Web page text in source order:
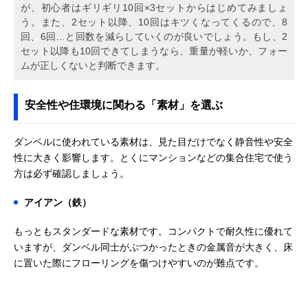
が、初心者はギリギリ10回×3セットからはじめてみましょ
う。また、2セット以降、10回はキツくなってくるので、8
回、6回…と回数を減らしていくのが良いでしょう。もし、2
セット以降も10回できてしまうなら、重量が軽いか、フォー
ムが正しくないと判断できます。
安全性や住環境に関わる「素材」を選ぶ
ダンベルに使われている素材は、見た目だけでなく静音性や安全
性に大きく影響します。とくにマンションなどの集合住宅で使う
方は必ず確認しましょう。
アイアン（鉄）
もっともスタンダードな素材です。コンパクトで耐久性に優れて
いますが、ダンベル同士がぶつかったときの金属音が大きく、床
に置いた際にフローリングを傷つけやすいのが難点です。